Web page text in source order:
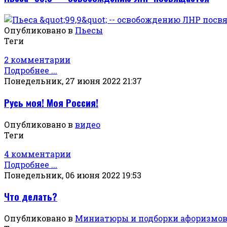
Опубликовано в Пьесы
Теги
2 комментарии
Подробнее ...
Понедельник, 27 июня 2022 21:37
Русь моя! Моя Россия!
Опубликовано в видео
Теги
4 комментарии
Подробнее ...
Понедельник, 06 июня 2022 19:53
Что делать?
Опубликовано в Миниатюры и подборки афоризмов